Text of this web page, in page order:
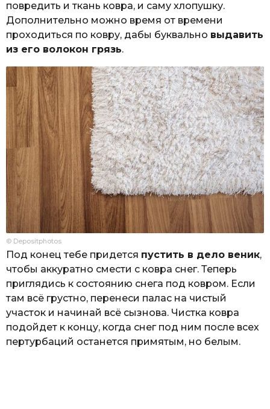
повредить и ткань ковра, и саму хлопушку.
Дополнительно можно время от времени
проходиться по ковру, дабы буквально выдавить
из его волокон грязь.
© Depositphotos
Под конец тебе придется пустить в дело веник,
чтобы аккуратно смести с ковра снег. Теперь
приглядись к состоянию снега под ковром. Если
там всё грустно, перенеси палас на чистый
участок и начинай всё сызнова. Чистка ковра
подойдет к концу, когда снег под ним после всех
пертурбаций останется примятым, но белым.